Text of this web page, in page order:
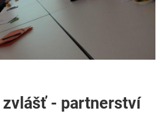
zvlášť - partnerství